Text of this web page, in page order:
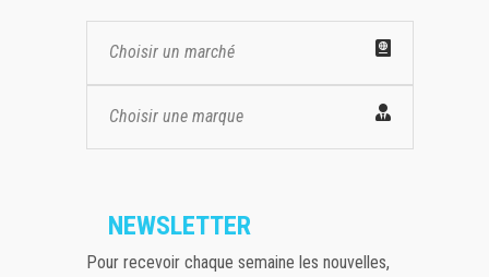
Choisir un marché
Choisir une marque
NEWSLETTER
Pour recevoir chaque semaine les nouvelles,